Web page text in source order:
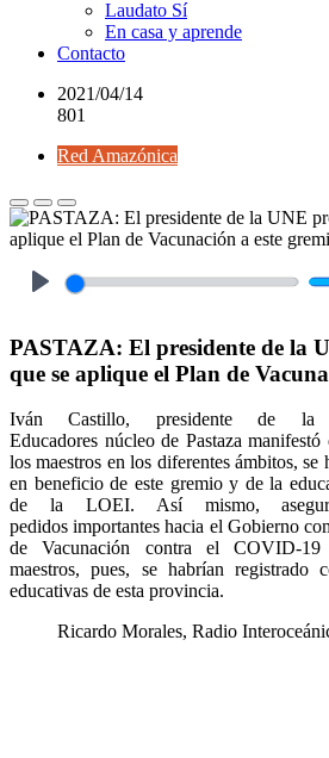
Laudato Sí
En casa y aprende
Contacto
2021/04/14
801
Red Amazónica
PASTAZA: El presidente de la
que se aplique el Plan de
Iván Castillo, presidente de
Educadores núcleo de Pastaza
los maestros en los diferentes ámbitos,
en beneficio de este gremio y de la
de la LOEI. Así mismo,
pedidos importantes hacia el Gobierno
de Vacunación contra el COVID-
maestros, pues, se habrían registrado
educativas de esta provincia.
Ricardo Morales, Radio